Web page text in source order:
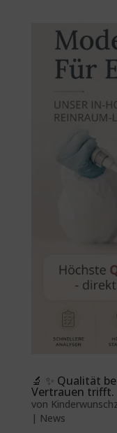
🔬 ✨ Qualität
Vertrauen trifft.
von
| News